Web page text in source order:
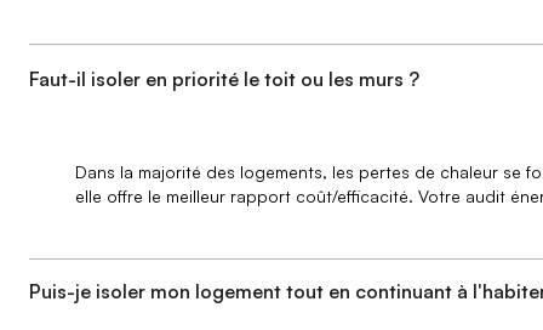
Faut-il isoler en priorité le toit ou les murs ?
Dans la majorité des logements, les pertes de chaleur se
elle offre le meilleur rapport coût/efficacité. Votre audit
Puis-je isoler mon logement tout en continuant à